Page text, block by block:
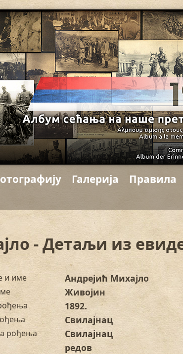
Галерија Правила
- Детаљи из
и име
Андрејић Михајло
Живојин
1892.
Свилајнац
рођења Свилајнац
редов